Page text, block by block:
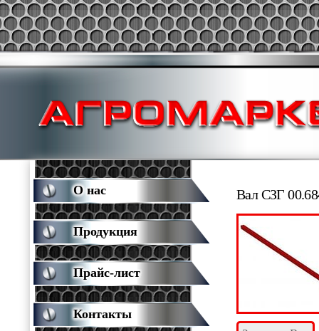
Вал СЗГ
О нас
Продукция
Прайс-лист
Контакты